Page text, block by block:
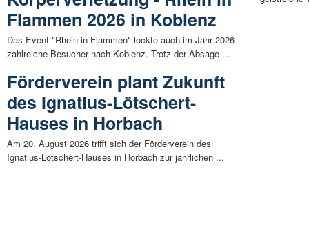
Flammen 2026 in Koblenz
Das Event "Rhein in Flammen" lockte auch im Jahr 2026
zahlreiche Besucher nach Koblenz. Trotz der Absage ...
Förderverein plant Zukunft
des Ignatius-Lötschert-
Hauses in Horbach
Am 20. August 2026 trifft sich der Förderverein des
Ignatius-Lötschert-Hauses in Horbach zur jährlichen ...